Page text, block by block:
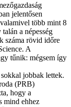
jelentősen
több mint 8
a népesség
száma rövid időre
A
tűnik: mégsem így
jobbak lettek.
(PRB)
hogy a
mind ehhez